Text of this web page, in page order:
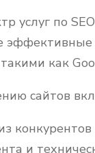
услуг по
как
сайтов
конкурентов
и